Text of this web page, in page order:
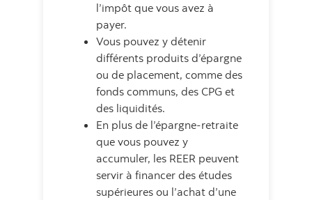
l’impôt que vous avez à
payer.
Vous pouvez y détenir
différents produits d’épargne
ou de placement, comme des
fonds communs, des CPG et
des liquidités.
En plus de l’épargne-retraite
que vous pouvez y
accumuler, les REER peuvent
servir à financer des études
supérieures ou l’achat d’une